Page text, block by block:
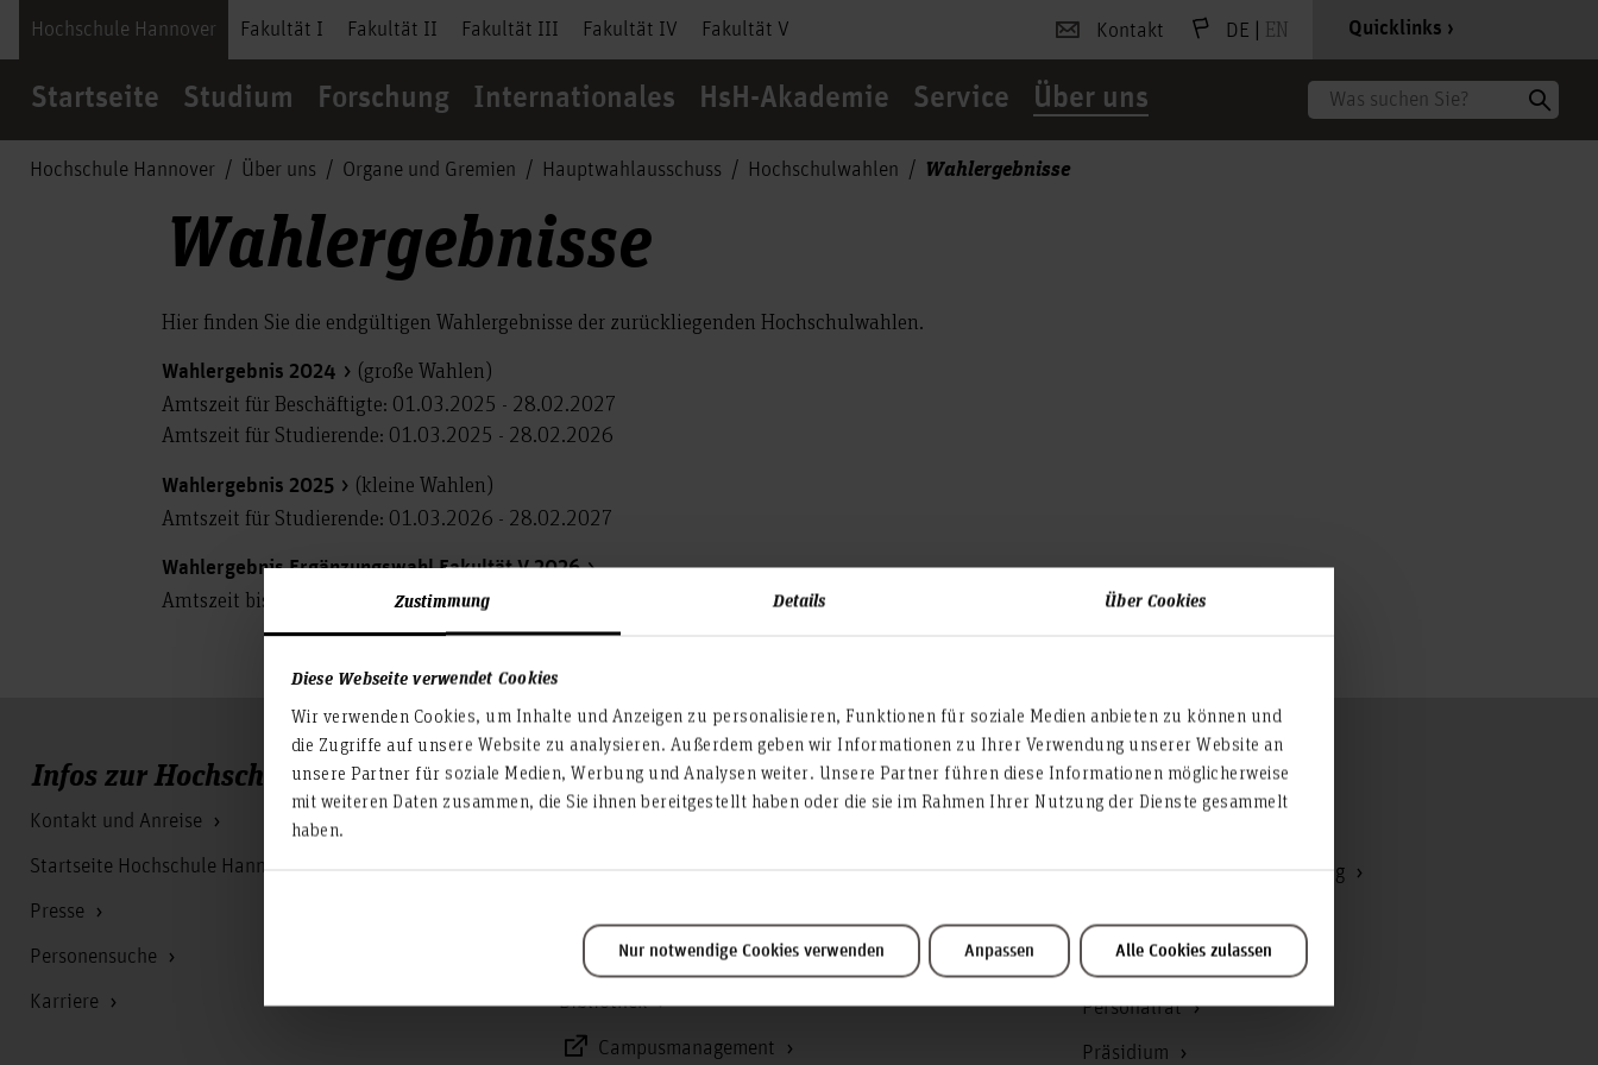
Zustimmung Details Über Cookies
Diese Webseite verwendet Cookies
Wir verwenden Cookies, um Inhalte und Anzeigen zu personalisieren, Funktionen für soziale Medien anbieten zu können und
die Zugriffe auf unsere Website zu analysieren. Außerdem geben wir Informationen zu Ihrer Verwendung unserer Website an
unsere Partner für soziale Medien, Werbung und Analysen weiter. Unsere Partner führen diese Informationen möglicherweise
mit weiteren Daten zusammen, die Sie ihnen bereitgestellt haben oder die sie im Rahmen Ihrer Nutzung der Dienste gesammelt
haben.
Nur notwendige Cookies verwenden Anpassen Alle Cookies zulassen
Hochschule Hannover Fakultät I Fakultät II Fakultät III Fakultät IV Fakultät V Kontakt DE | EN Quicklinks
Startseite Studium Forschung Internationales HsH-Akademie Service Über uns Suche
Hochschule Hannover Über uns Organe und Gremien Hauptwahlausschuss Hochschulwahlen Wahlergebnisse
Wahlergebnisse
Hier finden Sie die endgültigen Wahlergebnisse der zurückliegenden Hochschulwahlen.
Wahlergebnis 2024
(große Wahlen)
Amtszeit für Beschäftigte: 01.03.2025 - 28.02.2027
Amtszeit für Studierende: 01.03.2025 - 28.02.2026
Wahlergebnis 2025
(kleine Wahlen)
Amtszeit für Studierende: 01.03.2026 - 28.02.2027
Wahlergebnis Ergänzungswahl Fakultät V 2026
Amtszeit bis zum 28.02.2027
Infos zur Hochschule
Kontakt und Anreise
Startseite Hochschule Hannover
Presse
Personensuche
Karriere
Service & Organisation
Berufungsmanagement
Bibliothek
Campusmanagement
Kommunikation und Marketing
Korruptionsbekämpfung
Personal
Personalrat
Präsidium